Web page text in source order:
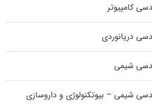
کامپیوتر
دریانوردی
شیمی
شیمی – بیوتکنولوژی و داروسازی